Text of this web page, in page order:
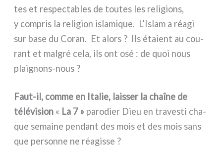
tes et respec­ta­bles de tou­tes les reli­gions,
y com­pris la reli­gion isla­mi­que. L’Islam a réa­gi
sur base du Coran. Et alors ? Ils éta­ient au cou­
rant et mal­gré cela, ils ont osé : de quoi nous
plaignons-nous ?
Faut-il, com­me en Italie, lais­ser la chaî­ne de
télé­vi­sion « La 7 » paro­dier Dieu en tra­ve­sti cha­
que semai­ne pen­dant des mois et des mois sans
que per­son­ne ne réa­gis­se ?